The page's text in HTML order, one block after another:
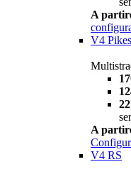
A
V4
A
V4 RS